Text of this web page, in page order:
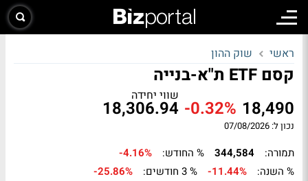
ראשי שוק ההון
קסם ETF ת"א-בנייה
18,490
-0.32%
שווי יחידה
18,306.94
נכון ל: 07/08/2026
תמורה: 344,584 % החודש:
-4.16%
% השנה:
-11.44% % 3 חודשים:
-25.86%